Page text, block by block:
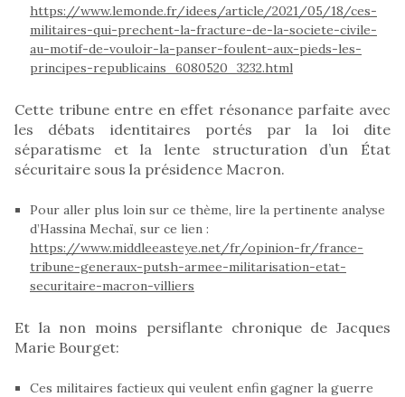
https://www.lemonde.fr/idees/article/2021/05/18/ces-
militaires-qui-prechent-la-fracture-de-la-societe-civile-
au-motif-de-vouloir-la-panser-foulent-aux-pieds-les-
principes-republicains_6080520_3232.html
Cette tribune entre en effet résonance parfaite avec
les débats identitaires portés par la loi dite
séparatisme et la lente structuration d’un État
sécuritaire sous la présidence Macron.
Pour aller plus loin sur ce thème, lire la pertinente analyse
d’Hassina Mechaï, sur ce lien :
https://www.middleeasteye.net/fr/opinion-fr/france-
tribune-generaux-putsh-armee-militarisation-etat-
securitaire-macron-villiers
Et la non moins persiflante chronique de Jacques
Marie Bourget:
Ces militaires factieux qui veulent enfin gagner la guerre